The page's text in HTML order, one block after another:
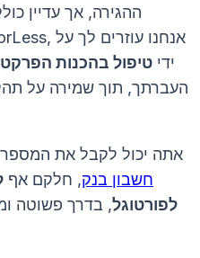
ההגירה, אך עדיין
ידי טיפול בהכנות
העברתך, תוך שמירה על
חשבון בנק, חלקם אף
לפורטוגל, בדרך פשוטה